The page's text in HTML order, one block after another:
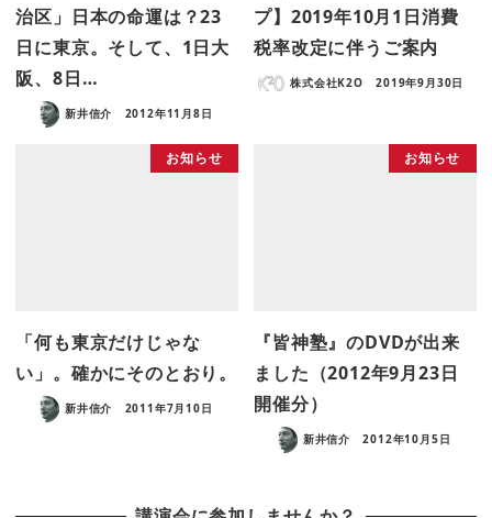
治区」日本の命運は？23
日に東京。そして、1日大
阪、8日…
新井信介 2012年11月8日
プ】2019年10月1日消費
税率改定に伴うご案内
株式会社K2O 2019年9月30日
お知らせ
「何も東京だけじゃな
い」。確かにそのとおり。
新井信介 2011年7月10日
お知らせ
『皆神塾』のDVDが出来
ました（2012年9月23日
開催分）
新井信介 2012年10月5日